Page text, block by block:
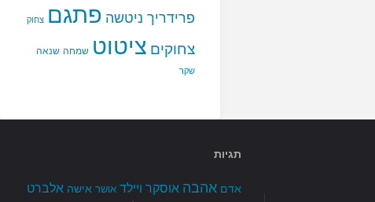
פרידריך ניטשה פתגם צחוק
צחוקים ציטוט שמחה שנאה
שקר
תגיות
אדם אהבה אוסקר ויילד אושר אישה אלברט